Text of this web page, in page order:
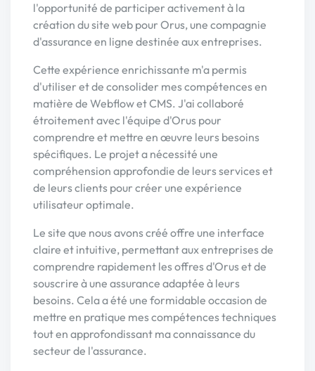
l'opportunité de participer activement à la
création du site web pour Orus, une compagnie
d'assurance en ligne destinée aux entreprises.
Cette expérience enrichissante m'a permis
d'utiliser et de consolider mes compétences en
matière de Webflow et CMS. J'ai collaboré
étroitement avec l'équipe d'Orus pour
comprendre et mettre en œuvre leurs besoins
spécifiques. Le projet a nécessité une
compréhension approfondie de leurs services et
de leurs clients pour créer une expérience
utilisateur optimale.
Le site que nous avons créé offre une interface
claire et intuitive, permettant aux entreprises de
comprendre rapidement les offres d'Orus et de
souscrire à une assurance adaptée à leurs
besoins. Cela a été une formidable occasion de
mettre en pratique mes compétences techniques
tout en approfondissant ma connaissance du
secteur de l'assurance.